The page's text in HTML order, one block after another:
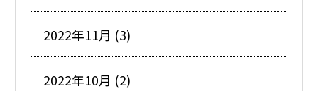
2022年11月 (3)
2022年10月 (2)